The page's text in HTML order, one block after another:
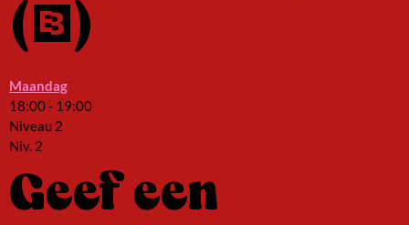
(1)
Maandag
18:00- 19:00
Niveau 2
Niv. 2
Geef een